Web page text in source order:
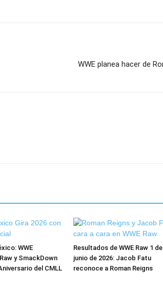
WWE planea hacer de
WWE
y SmackDown
del CMLL
Resultados de WWE Raw 1 de
junio de 2026: Jacob Fatu
reconoce a Roman Reigns